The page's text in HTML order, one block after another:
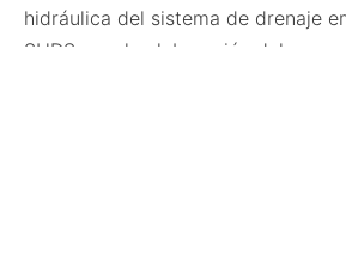
hidráulica del sistema de drenaje
SUDS, con la elaboración del